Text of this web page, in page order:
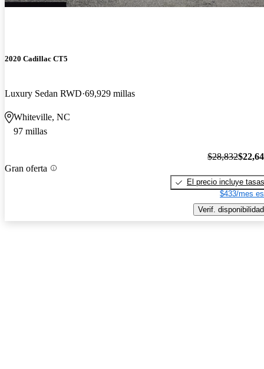
2020 Cadillac CT5
Luxury Sedan RWD 69,929 millas
Whiteville, NC
97 millas
Gran oferta
$28,832
El precio incluye tasas
$433/mes
Verif. disponibilidad